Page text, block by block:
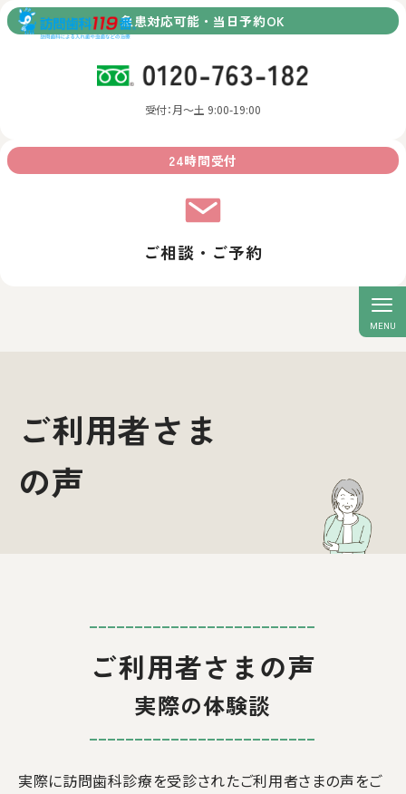
急患対応可能・当日予約OK
受付：月～土 9:00-19:00
24時間受付
ご相談・ご予約
ご利用者さま
の声
ご利用者さまの声
実際の体験談
実際に訪問歯科診療を受診されたご利用者さまの声をご